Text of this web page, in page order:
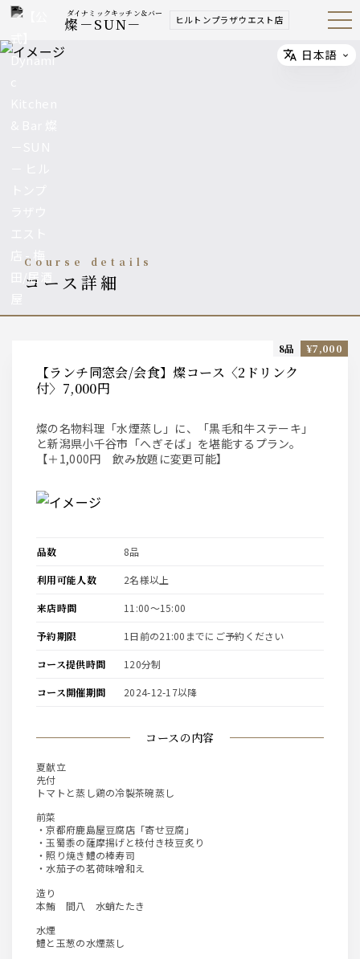
ダイナミックキッチン＆バー
燦－SUN－ ヒルトンプラザウエスト店 Open
Navig
course details
コース詳細
【ランチ同窓会/会食】燦コース〈2ドリンク
付〉7,000円
燦の名物料理「水煙蒸し」に、「黒毛和牛ステーキ」
と新潟県小千谷市「へぎそば」を堪能するプラン。
【＋1,000円 飲み放題に変更可能】
8品 ¥7,000
コースの内容
夏献立
先付
トマトと蒸し鶏の冷製茶碗蒸し
前菜
・京都府鹿島屋豆腐店「寄せ豆腐」
・玉蜀黍の薩摩揚げと枝付き枝豆炙り
・照り焼き鱧の棒寿司
・水茄子の茗荷味噌和え
造り
本鮪 間八 水蛸たたき
水煙
鱧と玉葱の水煙蒸し
品数 8品
利用可能人数 2名様以上
来店時間 11:00〜15:00
予約期限 1日前の21:00までにご予約ください
コース提供時間 120分制
コース開催期間 2024-12-17以降
Select
日本語